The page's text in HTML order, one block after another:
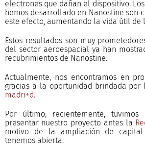
electrones que dañan el dispositivo.
hemos desarrollado en Nanostine son
este efecto, aumentando la vida útil de
Estos resultados son muy
del sector aeroespacial ya han
recubrimientos de Nanostine.
Actualmente, nos encontramos en
gracias a la oportunidad brindada por
madri+d.
Por último, recientemente,
presentar nuestro proyecto antes la
motivo de la ampliación de capital
tenemos abierta.